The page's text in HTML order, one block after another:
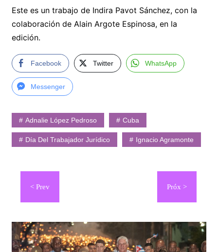
Este es un trabajo de Indira Pavot Sánchez, con la
colaboración de Alain Argote Espinosa, en la
edición.
Facebook Twitter WhatsApp
Messenger
Adnalie López Pedroso Cuba
Día Del Trabajador Jurídico Ignacio Agramonte
Navegación
entradas